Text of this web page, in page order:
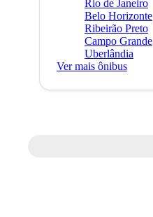
Rio de Janeiro
Belo Horizonte
Ribeirão Preto
Campo Grande
Uberlândia
Ver mais ônibus